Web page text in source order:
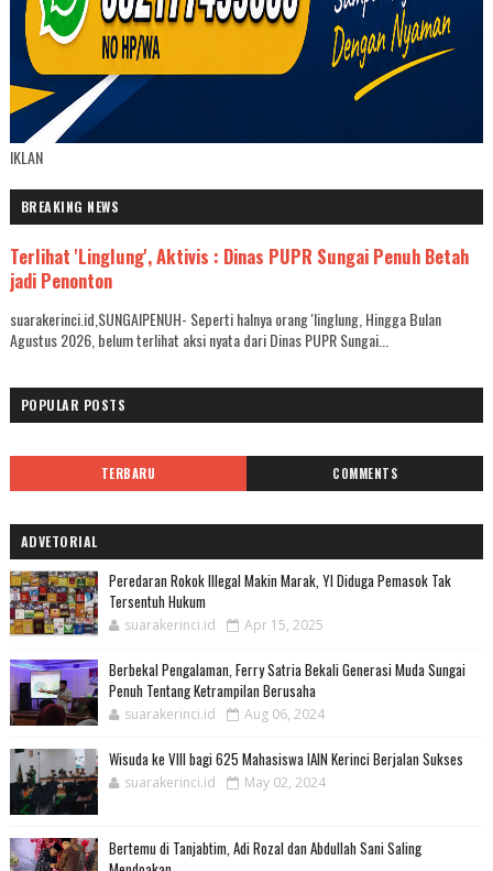
IKLAN
BREAKING NEWS
Terlihat 'Linglung', Aktivis : Dinas PUPR Sungai Penuh Betah
jadi Penonton
suarakerinci.id,SUNGAIPENUH- Seperti halnya orang 'linglung, Hingga Bulan
Agustus 2026, belum terlihat aksi nyata dari Dinas PUPR Sungai...
POPULAR POSTS
TERBARU COMMENTS
ADVETORIAL
Peredaran Rokok Illegal Makin Marak, YI Diduga Pemasok Tak
Tersentuh Hukum
suarakerinci.id Apr 15, 2025
Berbekal Pengalaman, Ferry Satria Bekali Generasi Muda Sungai
Penuh Tentang Ketrampilan Berusaha
suarakerinci.id Aug 06, 2024
Wisuda ke VIII bagi 625 Mahasiswa IAIN Kerinci Berjalan Sukses
suarakerinci.id May 02, 2024
Bertemu di Tanjabtim, Adi Rozal dan Abdullah Sani Saling